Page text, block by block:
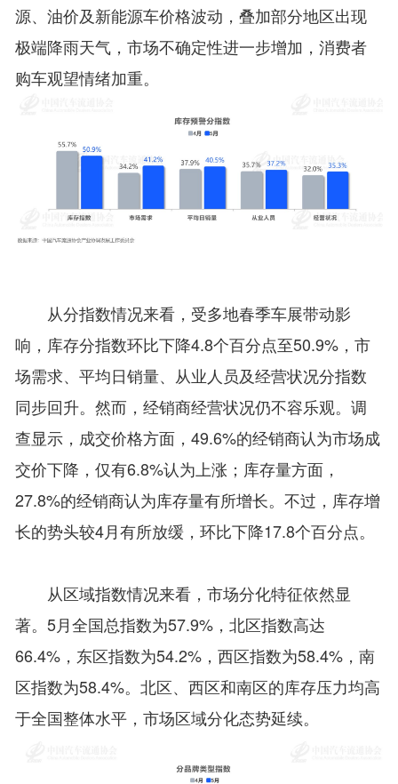
源、油价及新能源车价格波动，叠加部分地区出现
极端降雨天气，市场不确定性进一步增加，消费者
购车观望情绪加重。
从分指数情况来看，受多地春季车展带动影
响，库存分指数环比下降4.8个百分点至50.9%，市
场需求、平均日销量、从业人员及经营状况分指数
同步回升。然而，经销商经营状况仍不容乐观。调
查显示，成交价格方面，49.6%的经销商认为市场成
交价下降，仅有6.8%认为上涨；库存量方面，
27.8%的经销商认为库存量有所增长。不过，库存增
长的势头较4月有所放缓，环比下降17.8个百分点。
从区域指数情况来看，市场分化特征依然显
著。5月全国总指数为57.9%，北区指数高达
66.4%，东区指数为54.2%，西区指数为58.4%，南
区指数为58.4%。北区、西区和南区的库存压力均高
于全国整体水平，市场区域分化态势延续。